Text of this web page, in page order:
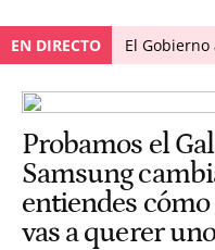
EN DIRECTO El
Probamos el
Samsung
entiendes
vas a querer uno